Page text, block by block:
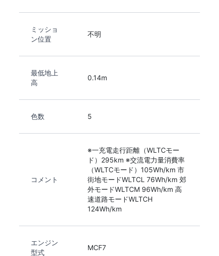
ミッショ
ン位置
不明
最低地上
高
0.14m
色数 5
コメント
※一充電走行距離（WLTCモー
ド）295km ※交流電力量消費率
（WLTCモード）105Wh/km 市
街地モードWLTCL 76Wh/km 郊
外モードWLTCM 96Wh/km 高
速道路モードWLTCH
124Wh/km
エンジン
型式
MCF7